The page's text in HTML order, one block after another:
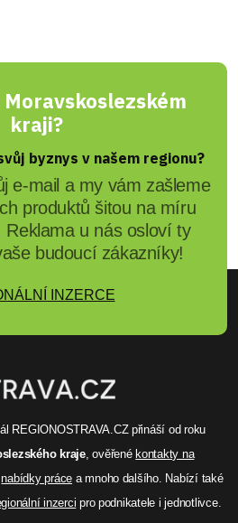
kraji?
byznys v našem regionu?
e-mail a my vám zašleme
produktů šitou na míru
Reklama u nás osloví ty
budoucí zákazníky!
INZERCE
REGIONOSTRAVA.CZ přináší od roku
kraje, ověřené kontakty na
nabídky práce a mnoho dalšího. Nabízí také
inzerci pro podnikatele i jednotlivce.